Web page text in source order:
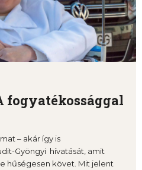
fogyatékossággal
– akár így is
Gyöngyi hívatását, amit
hűségesen követ. Mit jelent